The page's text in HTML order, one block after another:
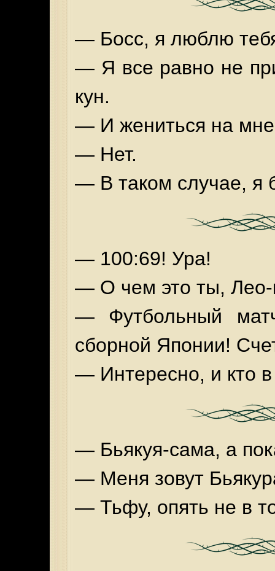
— Босс, я люблю
— Я все равно не
кун.
— И жениться на
— Нет.
— В таком случае, я
— 100:69! Ура!
— О чем это ты, Лео-
— Футбольный
сборной Японии!
— Интересно, и кто
— Бьякуя-сама, а
— Меня зовут
— Тьфу, опять не в